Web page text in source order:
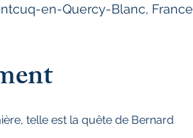
en-Quercy-Blanc, France
telle est la quête de Bernard